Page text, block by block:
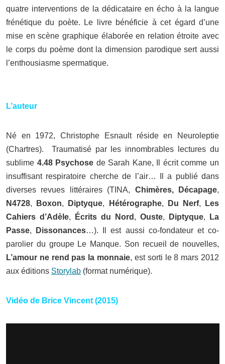
quatre interventions de la dédicataire en écho à la langue
frénétique du poète. Le livre bénéficie à cet égard d’une
mise en scène graphique élaborée en relation étroite avec
le corps du poème dont la dimension parodique sert aussi
l’enthousiasme spermatique.
L’auteur
Né en 1972, Christophe Esnault réside en Neuroleptie
(Chartres). Traumatisé par les innombrables lectures du
sublime 4.48 Psychose de Sarah Kane, Il écrit comme un
insuffisant respiratoire cherche de l’air… Il a publié dans
diverses revues littéraires (TINA, Chimères, Décapage,
N4728, Boxon, Diptyque, Hétérographe, Du Nerf,
Les
Cahiers d’Adèle, Écrits du Nord , Ouste, Diptyque,
La
Passe, Dissonances…). Il est aussi co-fondateur et co-
parolier du groupe Le Manque. Son recueil de nouvelles,
L’amour ne rend pas la monnaie, est sorti le 8 mars 2012
aux éditions Storylab (format numérique).
Vidéo de Brice Vincent (2015)